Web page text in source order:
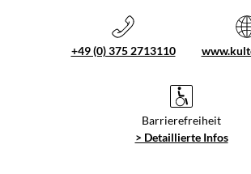
+49 (0) 375 2713110
Barrierefreiheit
> Detaillierte Infos